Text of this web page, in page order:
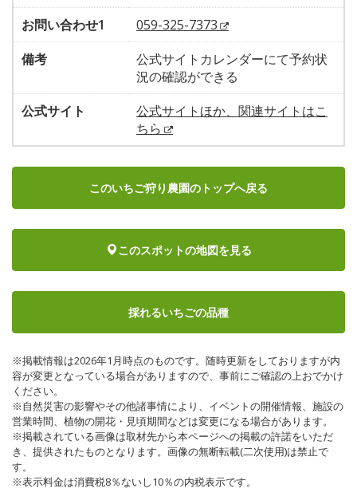
お問い合わせ1
059-325-7373
備考
公式サイトカレンダーにて予約状
況の確認ができる
公式サイト
公式サイトほか、関連サイトはこ
ちら
このいちご狩り農園のトップへ戻る
このスポットの地図を見る
採れるいちごの品種
※掲載情報は2026年1月時点のものです。随時更新をしておりますが内
容が変更となっている場合がありますので、事前にご確認の上おでかけ
ください。
※自然災害の影響やその他諸事情により、イベントの開催情報、施設の
営業時間、植物の開花・見頃期間などは変更になる場合があります。
※掲載されている画像は取材先から本ページへの掲載の許諾をいただ
き、提供されたものとなります。画像の無断転載(二次使用)は禁止で
す。
※表示料金は消費税8％ないし10％の内税表示です。